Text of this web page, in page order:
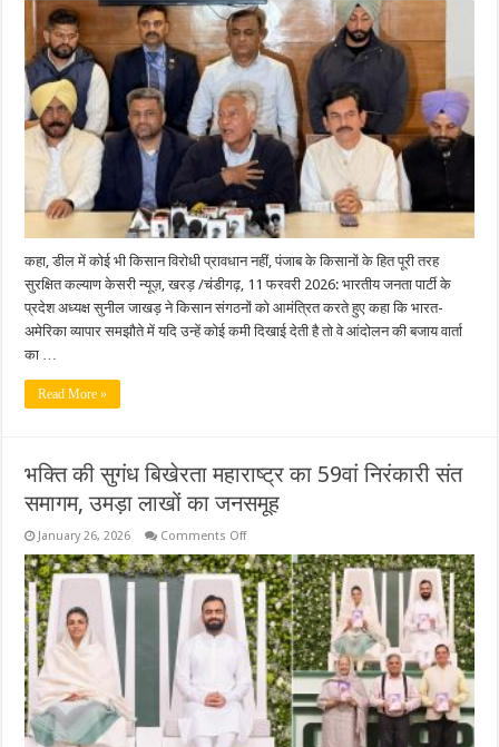
प्रदेश
अध्यक्ष
द्वारा
किसानों
को
डील
के
मुद्दे
पर
बातचीत
का
निमंत्रण
कहा, डील में कोई भी किसान विरोधी प्रावधान नहीं, पंजाब के किसानों के हित पूरी तरह
सुरक्षित कल्याण केसरी न्यूज़, खरड़ /चंडीगढ़, 11 फरवरी 2026: भारतीय जनता पार्टी के
प्रदेश अध्यक्ष सुनील जाखड़ ने किसान संगठनों को आमंत्रित करते हुए कहा कि भारत-
अमेरिका व्यापार समझौते में यदि उन्हें कोई कमी दिखाई देती है तो वे आंदोलन की बजाय वार्ता
का …
Read More »
भक्ति की सुगंध बिखेरता महाराष्ट्र का 59वां निरंकारी संत
समागम, उमड़ा लाखों का जनसमूह
January 26, 2026 Comments Offon
की
सुगंध
बिखेरता
महाराष्ट्र
का
59वां
निरंकारी
संत
समागम,
उमड़ा
लाखों
का
जनसमूह